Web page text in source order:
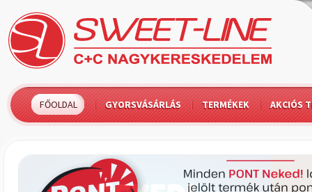
FŐOLDAL GYORSVÁSÁRLÁS TERMÉKEK AKCIÓS